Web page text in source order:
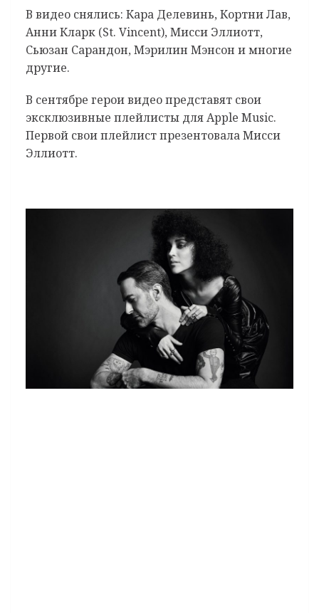
В видео снялись: Кара Делевинь, Кортни Лав,
Анни Кларк (St. Vincent), Мисси Эллиотт,
Сьюзан Сарандон, Мэрилин Мэнсон и многие
другие.
В сентябре герои видео представят свои
эксклюзивные плейлисты для Apple Music.
Первой свои плейлист презентовала Мисси
Эллиотт.